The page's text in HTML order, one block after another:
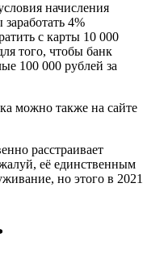
начисления
4%
с карты 10 000
того, чтобы банк
100 000 рублей за
можно также на сайте
расстраивает
её единственным
но этого в 2021